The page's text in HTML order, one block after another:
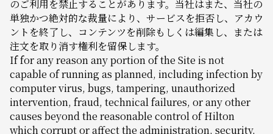
のご利用を禁止することがあります。当社はまた、当社の
単独かつ絶対的な裁量により、サービスを拒否し、アカウ
ントを終了し、コンテンツを削除もしくは編集し、または
注文を取り消す権利を留保します。
If for any reason any portion of the Site is not
capable of running as planned, including infection by
computer virus, bugs, tampering, unauthorized
intervention, fraud, technical failures, or any other
causes beyond the reasonable control of Hilton
which corrupt or affect the administration, security,